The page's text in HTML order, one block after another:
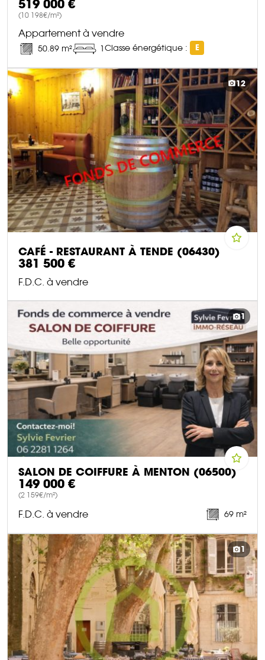
519 000 €
(10 198€/m²)
Appartement à vendre
50.89 m² 1Classe énergétique : E
DÉCOUVRIR CE BIEN
12
CAFÉ - RESTAURANT À TENDE (06430)
381 500 €
F.D.C. à vendre
1
SALON DE COIFFURE À MENTON (06500)
149 000 €
(2 159€/m²)
F.D.C. à vendre 69 m²
DÉCOUVRIR CE BIEN
1